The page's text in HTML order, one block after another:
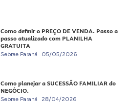
Como definir o PREÇO DE VENDA. Passo a
passo atualizado com PLANILHA
GRATUITA
Sebrae Paraná 05/05/2026
Como planejar a SUCESSÃO FAMILIAR do
NEGÓCIO.
Sebrae Paraná 28/04/2026